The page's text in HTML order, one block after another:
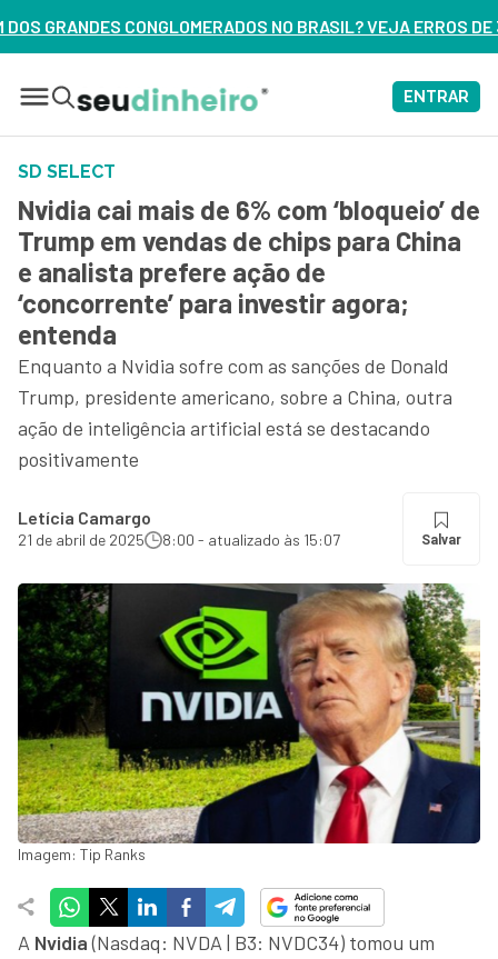
NO BRASIL? VEJA ERROS DE 3 DELES – ASSISTA AGORA
ENTRAR
SD SELECT
Nvidia cai mais de 6% com ‘bloqueio’ de
Trump em vendas de chips para China
e analista prefere ação de
‘concorrente’ para investir agora;
entenda
Enquanto a Nvidia sofre com as sanções de Donald
Trump, presidente americano, sobre a China, outra
ação de inteligência artificial está se destacando
positivamente
Letícia Camargo
21 de abril de 2025 8:00 - atualizado às 15:07 Salvar
Imagem: Tip Ranks
A Nvidia(Nasdaq: NVDA | B3: NVDC34) tomou um